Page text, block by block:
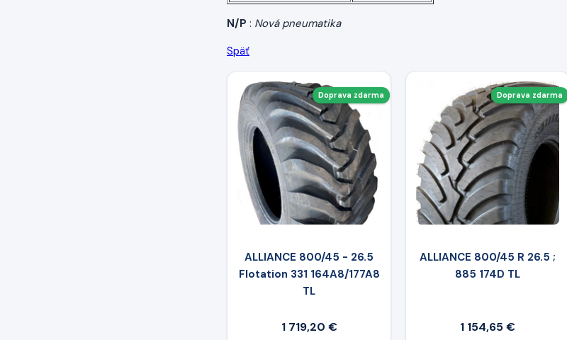
N/P : Nová pneumatika
Späť
Doprava zdarma
ALLIANCE 800/45 - 26.5
Flotation 331 164A8/177A8
TL
1 719,20 €
Doprava zdarma
ALLIANCE 800/45 R 26.5 ;
885 174D TL
1 154,65 €